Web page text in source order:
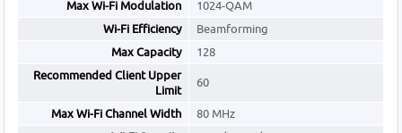
Max Wi-Fi Modulation
1024-QAM
Wi-Fi Efficiency
Beamforming
Max Capacity
128
Recommended Client Upper
Limit
60
Max Wi-Fi Channel Width
80 MHz